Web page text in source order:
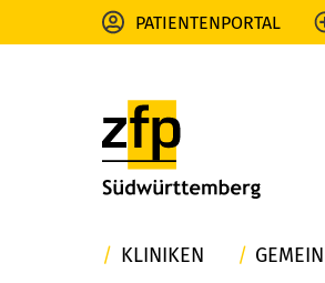
PATIENTENPORTAL
KLINIKEN